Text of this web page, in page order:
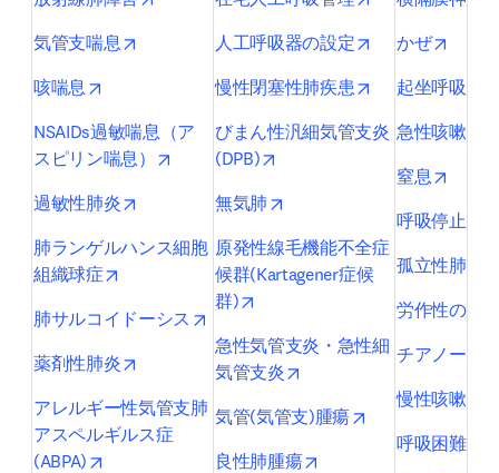
気管支喘息 opens in new tab/window
咳喘息 opens in new tab/window
NSAIDs過敏喘息（ア
スピリン喘息）
opens in new tab/window
過敏性肺炎 opens in new tab/window
肺ランゲルハンス細胞
組織球症
opens in new tab/window
肺サルコイドーシス
薬剤性肺炎 opens in new tab/window
アレルギー性気管支肺
アスペルギルス症
(ABPA)
opens in new tab/window
人工呼吸器の設定 opens in new
慢性閉塞性肺疾患 opens in new
びまん性汎細気管支炎
(DPB)
無気肺
原発性線毛機能不全症
候群(Kartagener症候
群)
opens in new tab/window
急性気管支炎・急性細
気管支炎
気管(気管支)腫瘍 opens in new
良性肺腫瘍
かぜ
起坐呼吸
急性咳嗽
窒息
呼吸停止
孤立性肺結
労作性の呼
チアノーゼ
慢性咳嗽
呼吸困難